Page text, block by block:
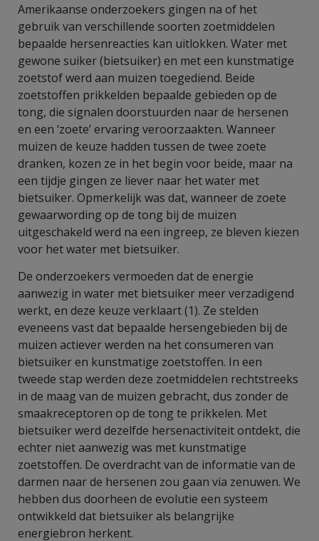
Amerikaanse onderzoekers gingen na of het
gebruik van verschillende soorten zoetmiddelen
bepaalde hersenreacties kan uitlokken. Water met
gewone suiker (bietsuiker) en met een kunstmatige
zoetstof werd aan muizen toegediend. Beide
zoetstoffen prikkelden bepaalde gebieden op de
tong, die signalen doorstuurden naar de hersenen
en een ‘zoete’ ervaring veroorzaakten. Wanneer
muizen de keuze hadden tussen de twee zoete
dranken, kozen ze in het begin voor beide, maar na
een tijdje gingen ze liever naar het water met
bietsuiker. Opmerkelijk was dat, wanneer de zoete
gewaarwording op de tong bij de muizen
uitgeschakeld werd na een ingreep, ze bleven kiezen
voor het water met bietsuiker.
De onderzoekers vermoeden dat de energie
aanwezig in water met bietsuiker meer verzadigend
werkt, en deze keuze verklaart (1). Ze stelden
eveneens vast dat bepaalde hersengebieden bij de
muizen actiever werden na het consumeren van
bietsuiker en kunstmatige zoetstoffen. In een
tweede stap werden deze zoetmiddelen rechtstreeks
in de maag van de muizen gebracht, dus zonder de
smaakreceptoren op de tong te prikkelen. Met
bietsuiker werd dezelfde hersenactiviteit ontdekt, die
echter niet aanwezig was met kunstmatige
zoetstoffen. De overdracht van de informatie van de
darmen naar de hersenen zou gaan via zenuwen. We
hebben dus doorheen de evolutie een systeem
ontwikkeld dat bietsuiker als belangrijke
energiebron herkent.